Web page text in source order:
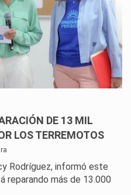
DE 13 MIL
LOS TERREMOTOS
Rodríguez, informó este
reparando más de 13.000